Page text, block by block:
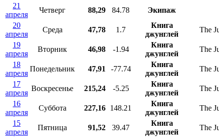
21
апреля
Четверг 88,29 84.78
Экипаж
20
апреля
Среда 47,78 1.7
Книга
джунглей
The
19
апреля
Вторник 46,98 -1.94
Книга
джунглей
The
18
апреля
Понедельник 47,91 -77.74
Книга
джунглей
The
17
апреля
Воскресенье 215,24 -5.25
Книга
джунглей
The
16
апреля
Суббота 227,16 148.21
Книга
джунглей
The
15
апреля
Пятница 91,52 39.47
Книга
джунглей
The